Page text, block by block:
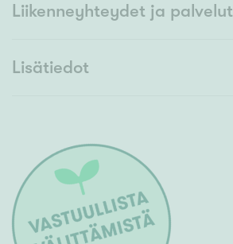
Liikenneyhteydet ja palvelut
Lisätiedot